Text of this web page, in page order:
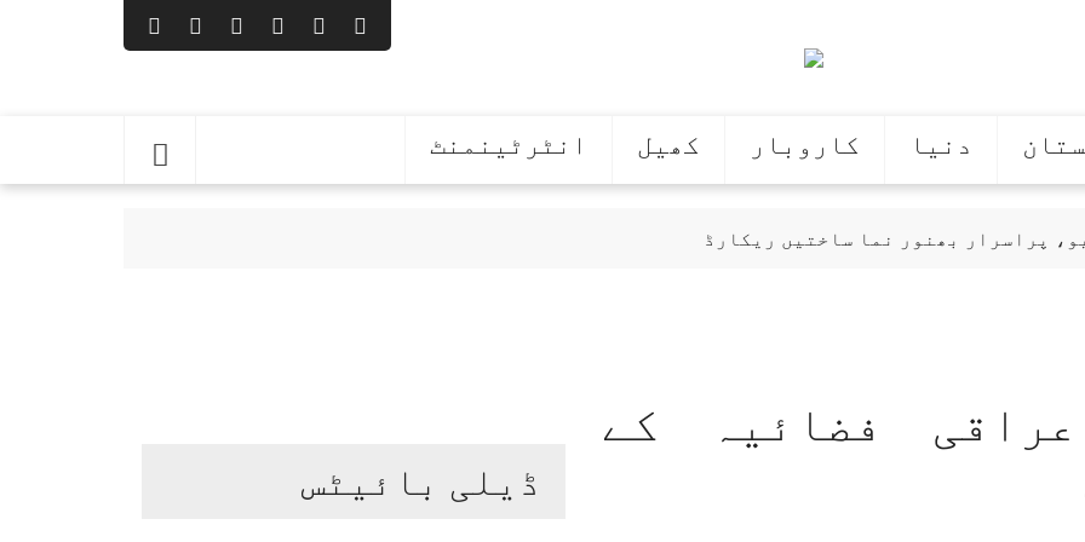
دنیا کاروبار کھیل انٹرٹینمنٹ
پراسرار بھنور نما ساختیں ریکارڈ
عمرہ کی ادائیگی
ڈیلی بائیٹس
فضائیہ کے